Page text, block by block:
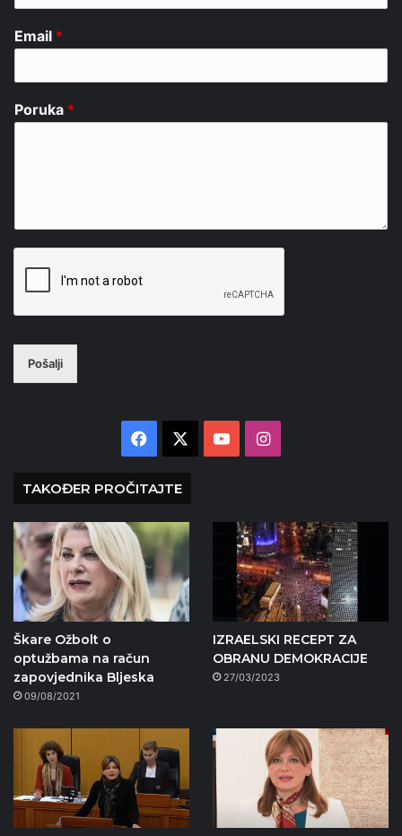
Email *
Poruka *
Pošalji
Facebook YouTubeInstagram
TAKOĐER PROČITAJTE
Škare Ožbolt o
optužbama na račun
zapovjednika Bljeska
09/08/2021
IZRAELSKI RECEPT ZA
OBRANU DEMOKRACIJE
27/03/2023